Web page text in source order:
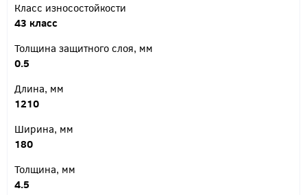
Класс износостойкости
43 класс
Толщина защитного слоя, мм
0.5
Длина, мм
1210
Ширина, мм
180
Толщина, мм
4.5